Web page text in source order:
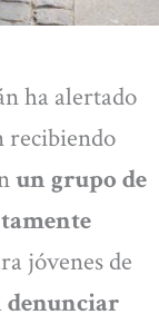
ha alertado
recibiendo
un grupo de
jóvenes de
denunciar